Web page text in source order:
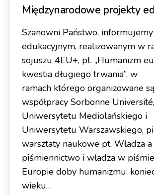
Międzynarodowe projekty
Szanowni Państwo,
edukacyjnym, realizowanym w
sojuszu 4EU+, pt. „Humanizm
kwestia długiego trwania”, w
ramach którego organizowane
współpracy Sorbonne Université,
Uniwersytetu Mediolańskiego i
Uniwersytetu Warszawskiego,
warsztaty naukowe pt. Władza a
piśmiennictwo i władza w
Europie doby humanizmu:
wieku…